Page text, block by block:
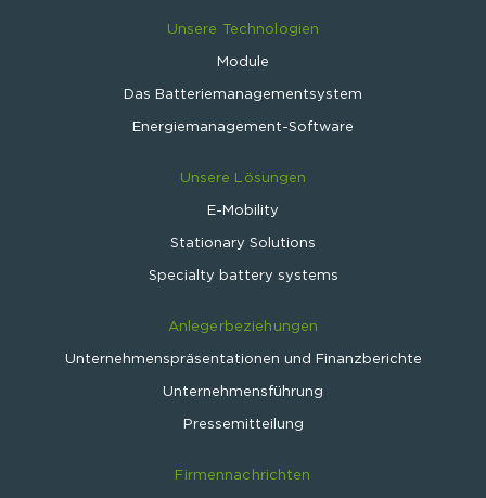
Unsere Technologien
Module
Das Batteriemanagementsystem
Energiemanagement-Software
Unsere Lösungen
E-Mobility
Stationary Solutions
Specialty battery systems
Anlegerbeziehungen
Unternehmenspräsentationen und Finanzberichte
Unternehmensführung
Pressemitteilung
Firmennachrichten